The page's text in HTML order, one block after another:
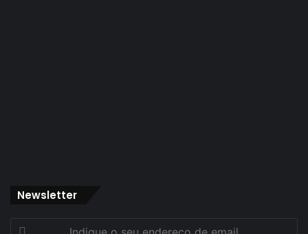
Newsletter